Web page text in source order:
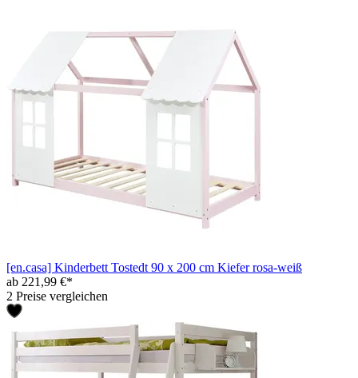
[en.casa] Kinderbett Tostedt 90 x 200 cm Kiefer rosa-weiß
ab 221,99 €*
2 Preise vergleichen